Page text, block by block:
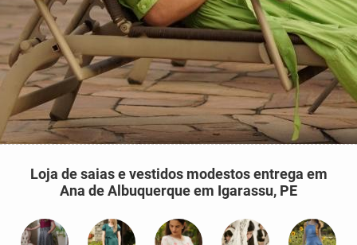
Loja de saias e vestidos modestos entrega em
Ana de Albuquerque em Igarassu, PE